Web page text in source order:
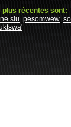
plus récentes sont:
slu pesomwew